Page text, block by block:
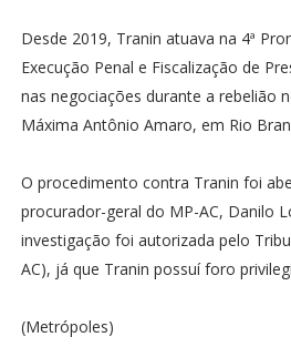
Desde 2019, Tranin atuava na 4ª
Execução Penal e Fiscalização de
nas negociações durante a rebelião
Máxima Antônio Amaro, em Rio
O procedimento contra Tranin foi
procurador-geral do MP-AC, Danilo
investigação foi autorizada pelo
AC), já que Tranin possuí foro
(Metrópoles)